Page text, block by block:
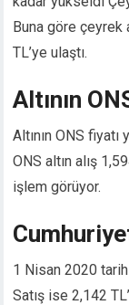
Buna göre çeyrek
TL’ye ulaştı.
Altının
Altının ONS
ONS altın alış
işlem görüyor.
1 Nisan 2020
Satış ise 2,142